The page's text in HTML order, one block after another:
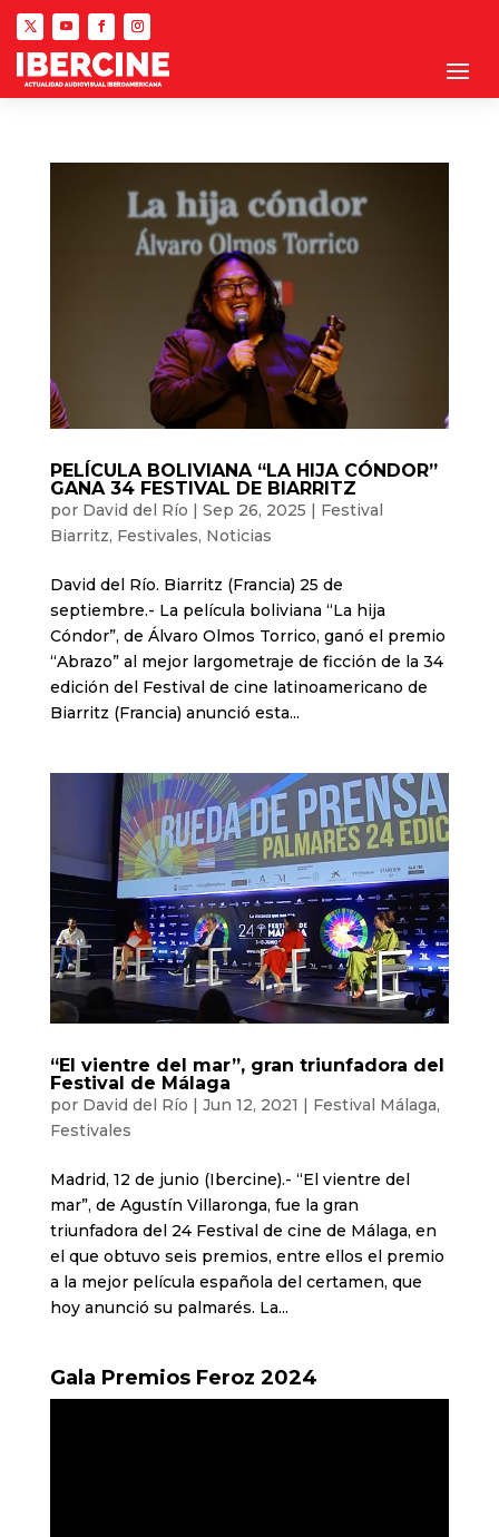
PELÍCULA BOLIVIANA “LA HIJA CÓNDOR”
GANA 34 FESTIVAL DE BIARRITZ
por David del Río | Sep 26, 2025 | Festival
Biarritz, Festivales, Noticias
David del Río. Biarritz (Francia) 25 de
septiembre.- La película boliviana “La hija
Cóndor”, de Álvaro Olmos Torrico, ganó el premio
“Abrazo” al mejor largometraje de ficción de la 34
edición del Festival de cine latinoamericano de
Biarritz (Francia) anunció esta...
“El vientre del mar”, gran triunfadora del
Festival de Málaga
por David del Río | Jun 12, 2021 | Festival Málaga,
Festivales
Madrid, 12 de junio (Ibercine).- “El vientre del
mar”, de Agustín Villaronga, fue la gran
triunfadora del 24 Festival de cine de Málaga, en
el que obtuvo seis premios, entre ellos el premio
a la mejor película española del certamen, que
hoy anunció su palmarés. La...
Gala Premios Feroz 2024